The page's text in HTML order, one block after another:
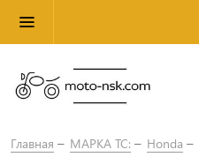
Главная МАРКА ТС: Honda